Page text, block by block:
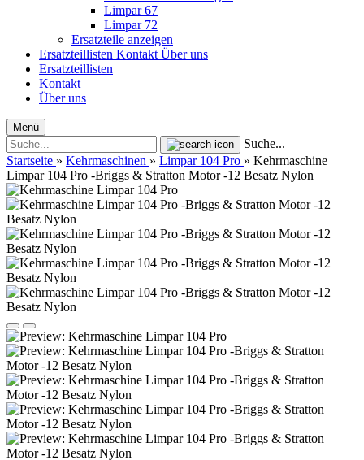
Limpar 67
Limpar 72
Ersatzteile anzeigen
Ersatzteillisten Kontakt Über uns
Ersatzteillisten
Kontakt
Über uns
Menü
Suche...
Startseite » Kehrmaschinen » Limpar 104 Pro » Kehrmaschine
Limpar 104 Pro -Briggs & Stratton Motor -12 Besatz Nylon